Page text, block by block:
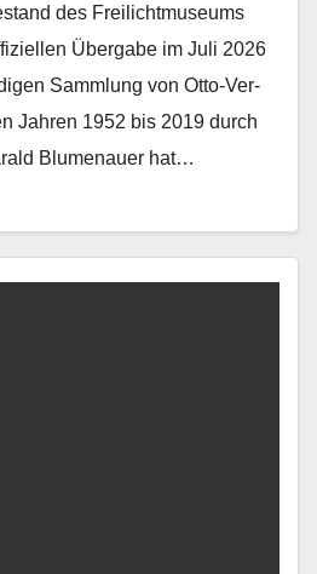
des Freilichtmuseums
Über­gabe im Juli 2026
Samm­lung von Otto-Ver­
Jahren 1952 bis 2019 durch
Blu­me­nauer hat…